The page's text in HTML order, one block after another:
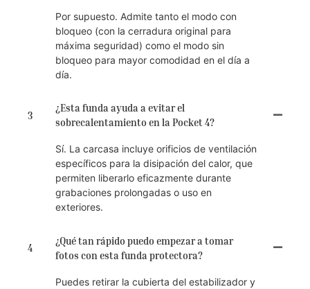
Por supuesto. Admite tanto el modo con
bloqueo (con la cerradura original para
máxima seguridad) como el modo sin
bloqueo para mayor comodidad en el día a
día.
3
¿Esta funda ayuda a evitar el
sobrecalentamiento en la Pocket 4?
Sí. La carcasa incluye orificios de ventilación
específicos para la disipación del calor, que
permiten liberarlo eficazmente durante
grabaciones prolongadas o uso en
exteriores.
4
¿Qué tan rápido puedo empezar a tomar
fotos con esta funda protectora?
Puedes retirar la cubierta del estabilizador y